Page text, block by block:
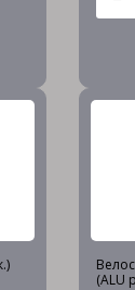
(ALU